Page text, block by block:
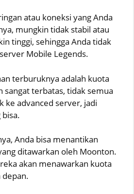
atau koneksi yang Anda
mungkin tidak stabil atau
tinggi, sehingga Anda tidak
Mobile Legends.
terburuknya adalah kuota
sangat terbatas, tidak semua
ke advanced server, jadi
Anda bisa menantikan
ditawarkan oleh Moonton.
akan menawarkan kuota
depan.